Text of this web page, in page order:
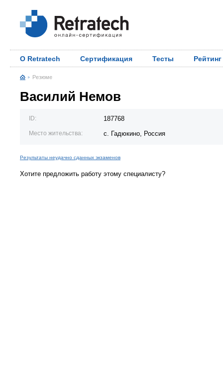
О Retratech Сертификация Тесты Рейтинг
Резюме
Василий Немов
ID: 187768
Место жительства: с. Гадюкино, Россия
Результаты неудачно сданных экзаменов
Хотите предложить работу этому специалисту?